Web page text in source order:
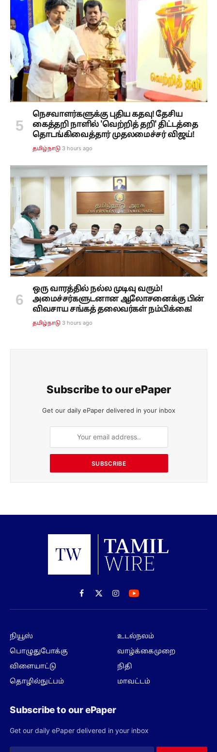
நெசவாளர்களுக்கு புதிய கதவு! தேசிய
கைத்தறி நாளில் 'வெற்றித் தறி' திட்டத்தை
தொடங்கிவைத்தார் முதலமைச்சர் விஜய்!
தமிழ்நாடு 3 hours ago
ஒரு வாரத்தில் நல்ல முடிவு வரும்!
அமைச்சர்களுடனான ஆலோசனைக்கு பின்
விவசாய சங்கத் தலைவர்கள் நம்பிக்கை!
தமிழ்நாடு 3 hours ago
Subscribe to our ePaper
Get our daily ePaper delivered in your inbox
SUBSCRIBE
Facebook
X
(Twitter)
Instagram
நியூஸ்
பொழுதுபோக்கு
விளையாட்டு
தொழில்நுட்பம்
உடல்நலம்
வாழ்க்கைமுறை
நிதி
மாவட்டம்
Subscribe to our ePaper
Get our daily ePaper delivered in your inbox